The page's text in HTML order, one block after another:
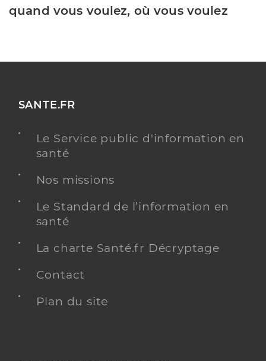
quand vous voulez, où vous voulez
SANTE.FR
Le Service public d'information en
santé
Nos missions
Le Standard de l’information en
santé
La charte Santé.fr Décryptage
Contact
Plan du site